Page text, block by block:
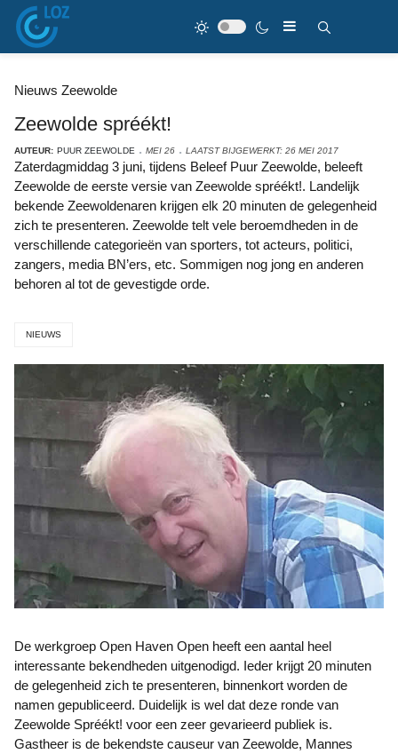
Nieuws Zeewolde
Zeewolde spréékt!
AUTEUR: PUUR ZEEWOLDE MEI 26 LAATST BIJGEWERKT: 26 MEI 2017
Zaterdagmiddag 3 juni, tijdens Beleef Puur Zeewolde, beleeft
Zeewolde de eerste versie van Zeewolde spréékt!. Landelijk
bekende Zeewoldenaren krijgen elk 20 minuten de gelegenheid
zich te presenteren. Zeewolde telt vele beroemdheden in de
verschillende categorieën van sporters, tot acteurs, politici,
zangers, media BN’ers, etc. Sommigen nog jong en anderen
behoren al tot de gevestigde orde.
NIEUWS
De werkgroep Open Haven Open heeft een aantal heel
interessante bekendheden uitgenodigd. Ieder krijgt 20 minuten
de gelegenheid zich te presenteren, binnenkort worden de
namen gepubliceerd. Duidelijk is wel dat deze ronde van
Zeewolde Spréékt! voor een zeer gevarieerd publiek is.
Gastheer is de bekendste causeur van Zeewolde, Mannes